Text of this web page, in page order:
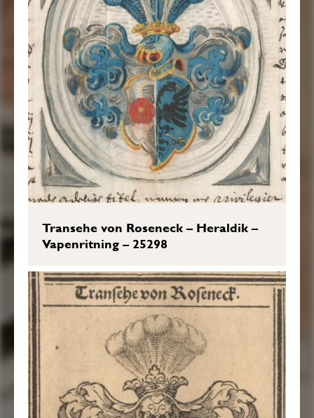
Transehe von Roseneck – Heraldik –
Vapenritning – 25298